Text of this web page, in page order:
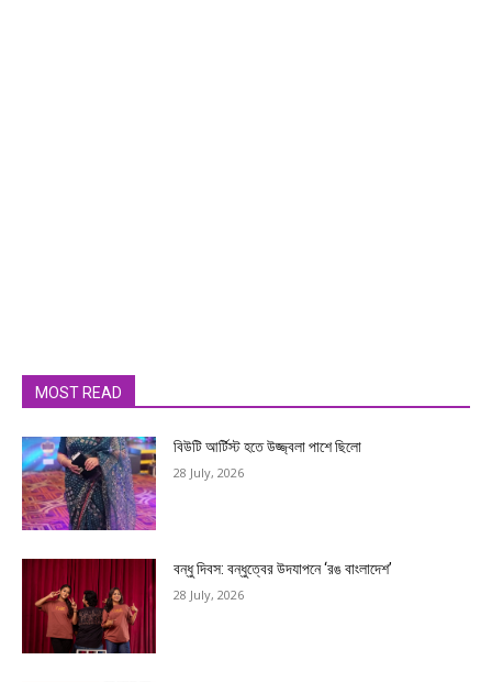
MOST READ
বিউটি আর্টিস্ট হতে উজ্জ্বলা পাশে ছিলো
28 July, 2026
বন্ধু দিবস: বন্ধুত্বের উদযাপনে ‘রঙ বাংলাদেশ’
28 July, 2026